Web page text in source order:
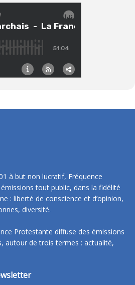
à but non lucratif, Fréquence
tout public, dans la fidélité
: liberté de conscience et d’opinion,
diversité.
Protestante diffuse des émissions
autour de trois termes : actualité,